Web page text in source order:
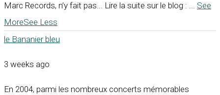
Marc Records, n’y fait pas... Lire la suite sur le blog : ... See
MoreSee Less
le Bananier bleu
3 weeks ago
En 2004, parmi les nombreux concerts mémorables